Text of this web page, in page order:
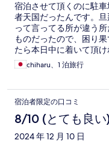
宿泊させて頂くのに駐
者天国だったんです。
って言ってる所が違う
ものだったので、困り
たら本日中に着いて頂
た思いでした。ホテルの
で、助かりました。夜中
き肉さんの朝ごはんが
しくお願い致します。
chiharu、1 泊旅行
宿泊者限定の口コミ
8/10 (とても良い
2024 年 12 月 10 日